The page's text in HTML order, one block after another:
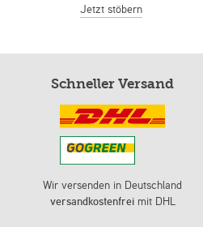
Jetzt stöbern
Schneller Versand
Wir versenden in Deutschland
versandkostenfreimit DHL